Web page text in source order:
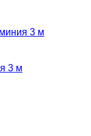
3 м